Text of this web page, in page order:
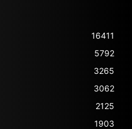
16411
5792
3265
3062
2125
1903